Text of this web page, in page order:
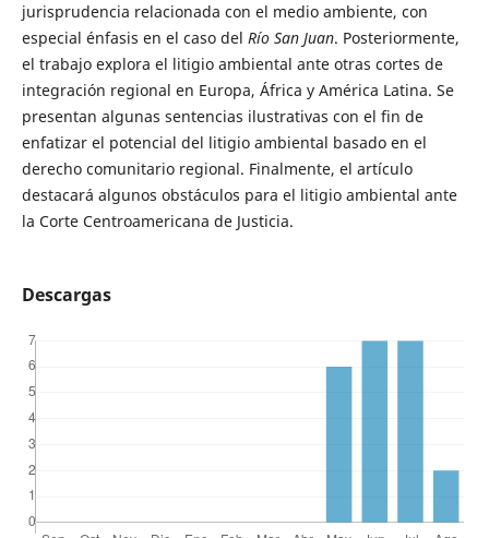
jurisprudencia relacionada con el medio ambiente, con
especial énfasis en el caso del Río San Juan. Posteriormente,
el trabajo explora el litigio ambiental ante otras cortes de
integración regional en Europa, África y América Latina. Se
presentan algunas sentencias ilustrativas con el fin de
enfatizar el potencial del litigio ambiental basado en el
derecho comunitario regional. Finalmente, el artículo
destacará algunos obstáculos para el litigio ambiental ante
la Corte Centroamericana de Justicia.
Descargas